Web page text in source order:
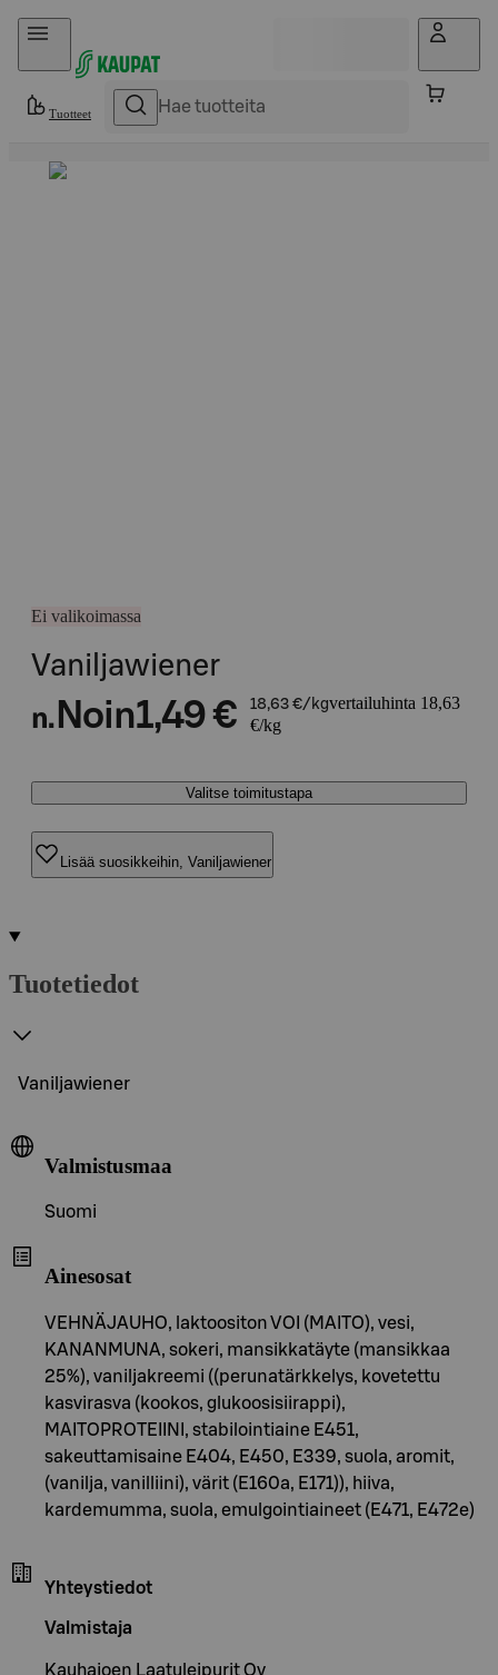
Hyppää sisältöön
Tuotteet
Ei valikoimassa
Vaniljawiener
n. Noin1,49 € 18,63 €/kgvertailuhinta 18,63
€/kg
Valitse toimitustapa
Lisää suosikkeihin, Vaniljawiener
Tuotetiedot
Vaniljawiener
Valmistusmaa
Suomi
Ainesosat
VEHNÄJAUHO, laktoositon VOI (MAITO), vesi,
KANANMUNA, sokeri, mansikkatäyte (mansikkaa
25%), vaniljakreemi ((perunatärkkelys, kovetettu
kasvirasva (kookos, glukoosisiirappi),
MAITOPROTEIINI, stabilointiaine E451,
sakeuttamisaine E404, E450, E339, suola, aromit,
(vanilja, vanilliini), värit (E160a, E171)), hiiva,
kardemumma, suola, emulgointiaineet (E471, E472e)
Yhteystiedot
Valmistaja
Kauhajoen Laatuleipurit Oy